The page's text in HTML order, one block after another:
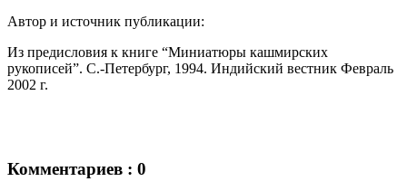
Автор и источник публикации:
Из предисловия к книге “Миниатюры кашмирских
рукописей”. С.-Петербург, 1994. Индийский вестник Февраль
2002 г.
Комментариев : 0